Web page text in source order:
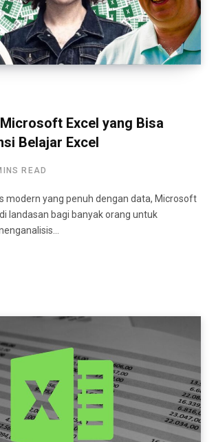
Excel yang Bisa
Belajar Excel
READ
modern yang penuh dengan data, Microsoft
landasan bagi banyak orang untuk